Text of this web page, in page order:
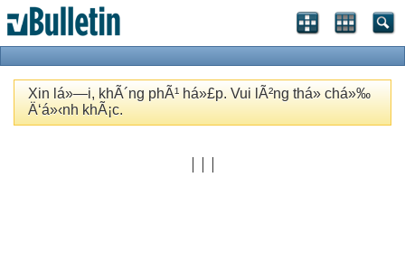
Xin lá»—i, khÃ´ng phÃ¹ há»£p. Vui lÃ²ng thá»­ chá»‰
Ä‘á»‹nh khÃ¡c.